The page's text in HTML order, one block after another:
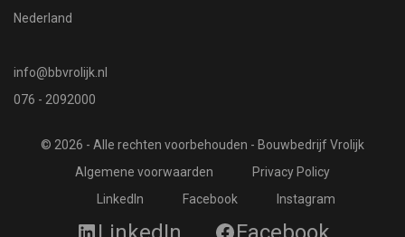
Nederland
info@bbvrolijk.nl
076 - 2092000
© 2026 - Alle rechten voorbehouden - Bouwbedrijf Vrolijk
Algemene voorwaarden
Privacy Policy
LinkedIn
Facebook Instagram